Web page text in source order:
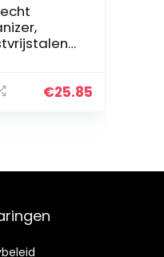
€25.85